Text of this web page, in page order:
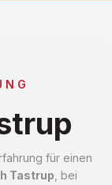
für einen
Tastrup , bei